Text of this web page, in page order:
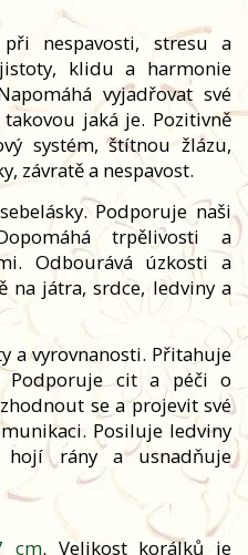
nespavosti, stresu a
klidu a harmonie
vyjadřovat své
jaká je. Pozitivně
systém, štítnou žlázu,
závratě a nespavost.
Podporuje naši
trpělivosti a
Odbourává úzkosti a
na játra, srdce, ledviny a
a vyrovnanosti. Přitahuje
Podporuje cit a péči o
se a projevit své
Posiluje ledviny
hojí rány a usnadňuje
cm. Velikost korálků je